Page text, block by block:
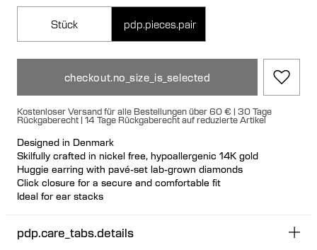
Stück pdp.pieces.pair
checkout.no_size_is_selected
Kostenloser Versand für alle Bestellungen über 60 € | 30 Tage
Rückgaberecht | 14 Tage Rückgaberecht auf reduzierte Artikel
Designed in Denmark
Skilfully crafted in nickel free, hypoallergenic 14K gold
Huggie earring with pavé-set lab-grown diamonds
Click closure for a secure and comfortable fit
Ideal for ear stacks
pdp.care_tabs.details